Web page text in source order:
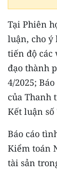
NHÂN DÂN
NHÂN DÂN
MUA BÁO
ĐỌC BÁO IN
ENGLISH
中文
FRANÇAIS
Tại Phiên
luận, cho ý
tiến độ các
đạo thành
4/2025;
của Thanh
Kết luận số
Báo cáo
Kiểm toán
tài sản